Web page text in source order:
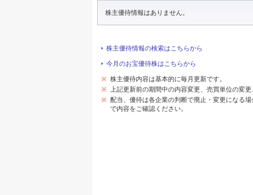
株主優待情報はありません。
株主優待情報の検索はこちらから
今月のお宝優待株はこちらから
※ 株主優待内容は基本的に毎月更新です。
※ 上記更新前の期間中の内容変更、売買単位の変
※ 配当、優待は各企業の判断で廃止・変更になる
で内容をご確認ください。